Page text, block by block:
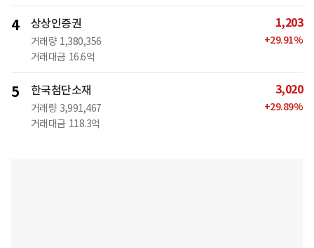
4 상상인증권
거래량 1,380,356
거래대금 16.6억
1,203
+29.91%
5 한국첨단소재
거래량 3,991,467
거래대금 118.3억
3,020
+29.89%